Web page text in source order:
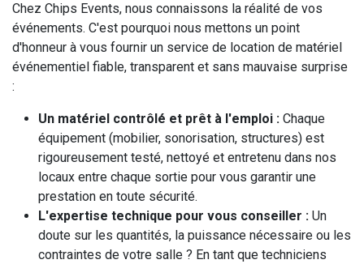
Chez Chips Events, nous connaissons la réalité de vos
événements. C'est pourquoi nous mettons un point
d'honneur à vous fournir un service de location de matériel
événementiel fiable, transparent et sans mauvaise surprise
:
Un matériel contrôlé et prêt à l'emploi : Chaque
équipement (mobilier, sonorisation, structures) est
rigoureusement testé, nettoyé et entretenu dans nos
locaux entre chaque sortie pour vous garantir une
prestation en toute sécurité.
L'expertise technique pour vous conseiller : Un
doute sur les quantités, la puissance nécessaire ou les
contraintes de votre salle ? En tant que techniciens